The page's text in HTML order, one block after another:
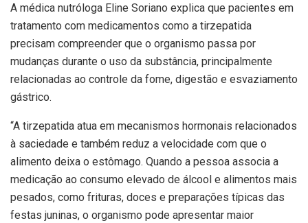
A médica nutróloga Eline Soriano explica que pacientes em
tratamento com medicamentos como a tirzepatida
precisam compreender que o organismo passa por
mudanças durante o uso da substância, principalmente
relacionadas ao controle da fome, digestão e esvaziamento
gástrico.
“A tirzepatida atua em mecanismos hormonais relacionados
à saciedade e também reduz a velocidade com que o
alimento deixa o estômago. Quando a pessoa associa a
medicação ao consumo elevado de álcool e alimentos mais
pesados, como frituras, doces e preparações típicas das
festas juninas, o organismo pode apresentar maior